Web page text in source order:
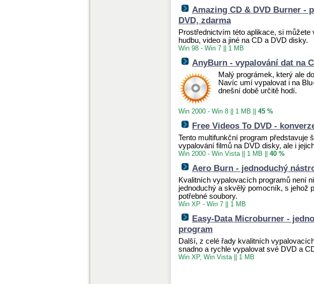
Amazing CD & DVD Burner -
DVD, zdarma
Prostřednictvím této aplikace, si
hudbu, video a jiné na CD a DVD disky.
Win 98 - Win 7 1 MB
AnyBurn - vypalování dat na
Malý prográmek, který ale
Navíc umí vypalovat i na
dnešní době určitě hodí.
Win 2000 - Win 8 1 MB 45 %
Free Videos To DVD -
Tento multifunkční program představuje
vypalování filmů na DVD disky, ale i
Win 2000 - Win Vista|| 1 MB 40 %
Aero Burn - jednoduchý
Kvalitních vypalovacích programů není
jednoduchý a skvělý pomocník, s jehož
potřebné soubory.
Win XP - Win 7 1 MB
Easy-Data Microburner -
program
Další, z celé řady kvalitních
snadno a rychle vypalovat své DVD a
Win XP, Win Vista|| 1 MB